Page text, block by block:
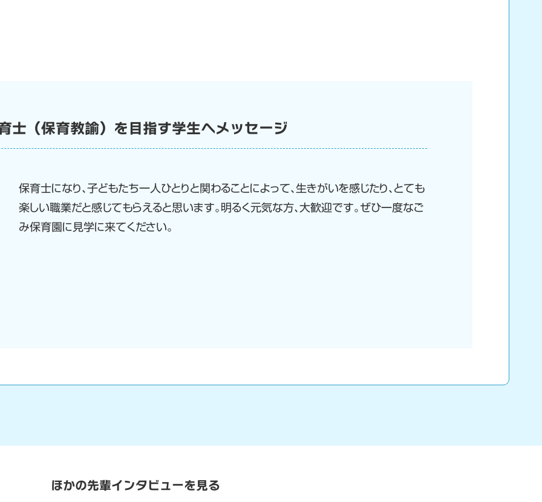
士（保育教諭）を目指す学生へメッセージ
保育士になり、子どもたち一人ひとりと関わることによって、生きがいを感じたり、とても
楽しい職業だと感じてもらえると思います。明るく元気な方、大歓迎です。ぜひ一度なご
み保育園に見学に来てください。
ほかの先輩インタビューを見る